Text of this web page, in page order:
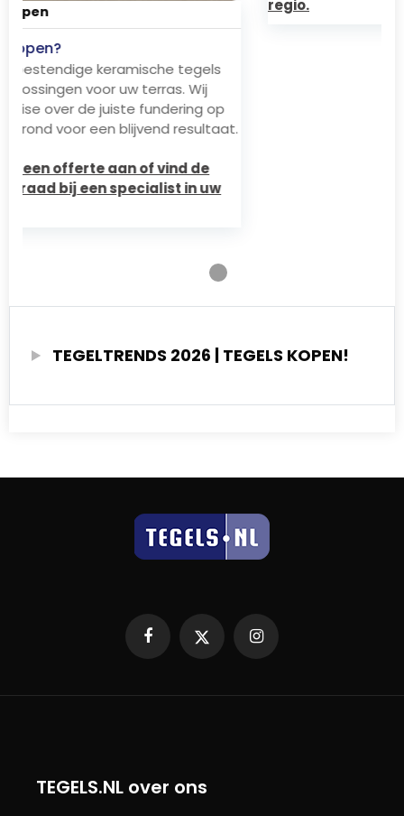
Natuursteen kopen
Natuursteen kopen?
Natuursteen kopen voor 2026? Verken de
tijdloze kracht van marmer, travertin en
Belgisch hardsteen voor binnen en buiten. Wij
bieden technisch advies over impregneren en
Vraag direct een offerte aan of vind de
Ga naar testimonial 1
Ga naar testimonial 2
Ga naar testimonial 3
Ga naar testimonial 4
Ga naar testimonial 5
Ga naar
Facebook
X Instagram